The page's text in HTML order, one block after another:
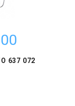
₪
637 072